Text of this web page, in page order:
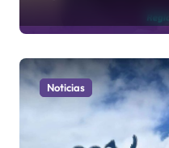
privatizar Codelco a
empresa 100%
Noticias